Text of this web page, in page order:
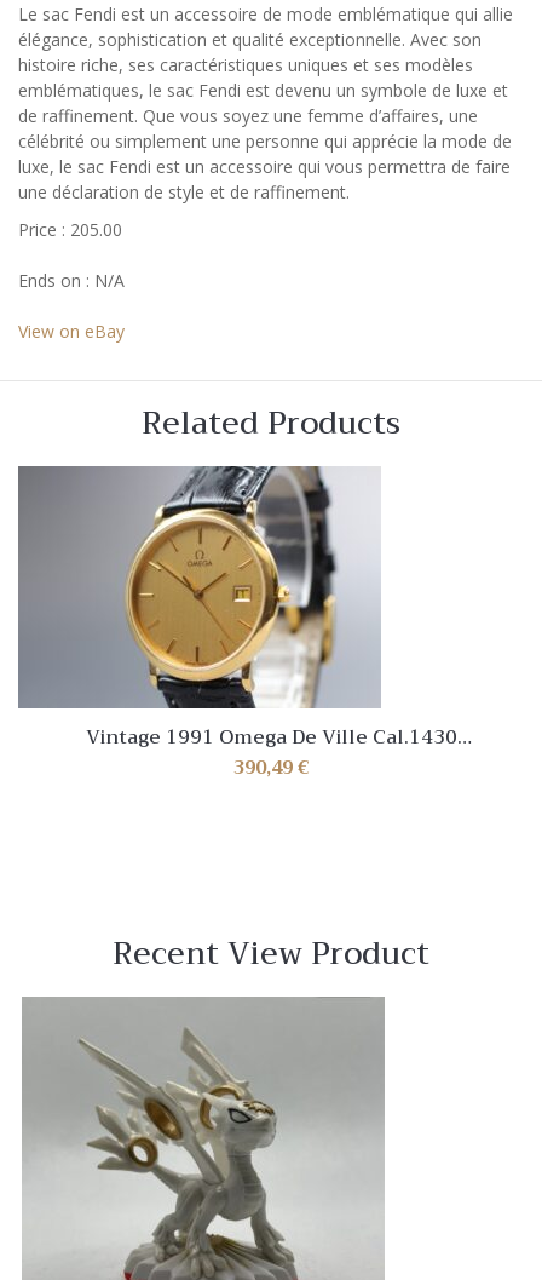
Le sac Fendi est un accessoire de mode emblématique qui allie
élégance, sophistication et qualité exceptionnelle. Avec son
histoire riche, ses caractéristiques uniques et ses modèles
emblématiques, le sac Fendi est devenu un symbole de luxe et
de raffinement. Que vous soyez une femme d’affaires, une
célébrité ou simplement une personne qui apprécie la mode de
luxe, le sac Fendi est un accessoire qui vous permettra de faire
une déclaration de style et de raffinement.
Price : 205.00
Ends on : N/A
View on eBay
Related Products
Vintage 1991 Omega De Ville Cal.1430
Ref.196.0312.1 Gold Dial Watch [Near Mint]
390,49€
Recent View Product